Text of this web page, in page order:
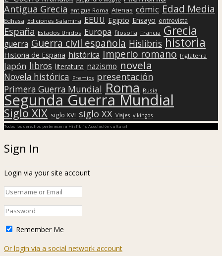
Antigua Grecia antigua Roma Atenas cómic Edad Media
Edhasa Ediciones Salamina EEUU Egipto Ensayo entrevista
España Estados Unidos Europa filosofía Francia Grecia
guerra Guerra civil española Hislibris historia
Historia de España histórica Imperio romano Inglaterra
Japón libros literatura nazismo novela
Novela histórica Premios presentación
Primera Guerra Mundial Roma Rusia
Segunda Guerra Mundial
Siglo XIX siglo XVI siglo XX Viajes vikingos
Todos los derechos pertenecen a Hislibris Asociación cultural
Sign In
Login via your site account
Remember Me
Or login via a social network account